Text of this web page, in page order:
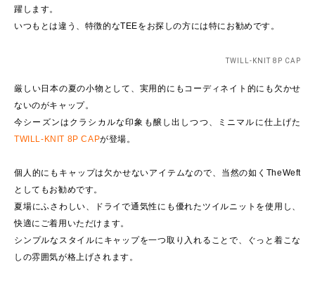
躍します。
いつもとは違う、特徴的なTEEをお探しの方には特にお勧めです。
TWILL-KNIT 8P CAP
厳しい日本の夏の小物として、実用的にもコーディネイト的にも欠かせ
ないのがキャップ。
今シーズンはクラシカルな印象も醸し出しつつ、ミニマルに仕上げた
TWILL-KNIT 8P CAPが登場。
個人的にもキャップは欠かせないアイテムなので、当然の如くTheWeft
としてもお勧めです。
夏場にふさわしい、ドライで通気性にも優れたツイルニットを使用し、
快適にご着用いただけます。
シンプルなスタイルにキャップを一つ取り入れることで、ぐっと着こな
しの雰囲気が格上げされます。